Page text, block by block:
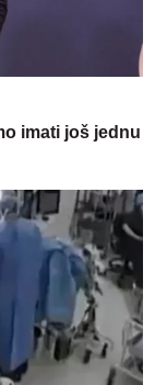
imati još jednu